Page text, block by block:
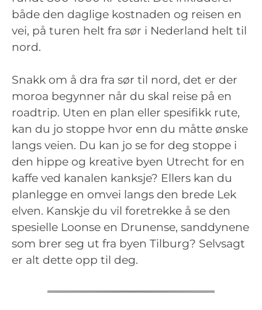
både den daglige kostnaden og reisen en
vei, på turen helt fra sør i Nederland helt til
nord.
Snakk om å dra fra sør til nord, det er der
moroa begynner når du skal reise på en
roadtrip. Uten en plan eller spesifikk rute,
kan du jo stoppe hvor enn du måtte ønske
langs veien. Du kan jo se for deg stoppe i
den hippe og kreative byen Utrecht for en
kaffe ved kanalen kanksje? Ellers kan du
planlegge en omvei langs den brede Lek
elven. Kanskje du vil foretrekke å se den
spesielle Loonse en Drunense, sanddynene
som brer seg ut fra byen Tilburg? Selvsagt
er alt dette opp til deg.